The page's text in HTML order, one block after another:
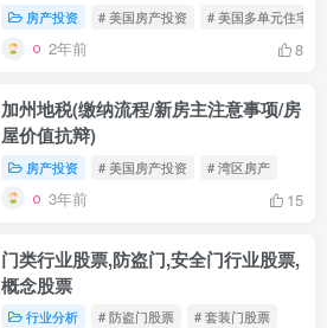
房产投资 # 美国房产投资 # 美国多单元住宅投
2年前 8
加州地税(缴纳流程/新房主注意事项/房
屋价值抗辩)
房产投资 # 美国房产投资 # 湾区房产
3年前 15
门类行业股票,防盗门,安全门行业股票,
概念股票
行业分析 # 防盗门股票 # 套装门股票